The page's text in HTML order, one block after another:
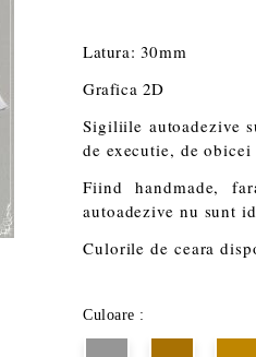
Latura: 30mm
Grafica 2D
Sigiliile autoadezive
de executie, de
Fiind handmade,
autoadezive nu sunt
Culorile de ceara
Culoare :